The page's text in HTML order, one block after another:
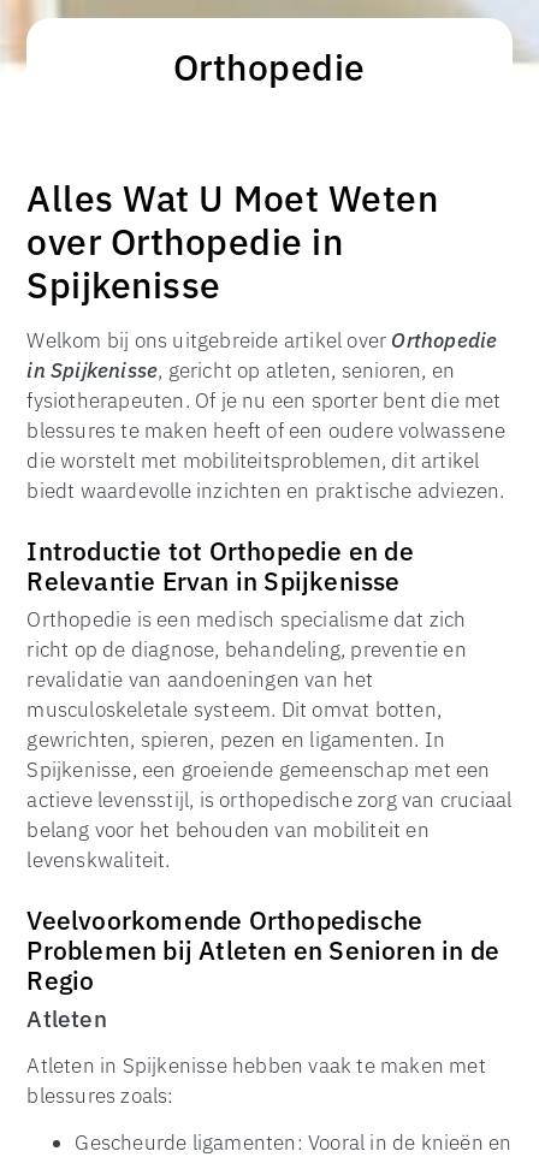
Orthopedie
Alles Wat U Moet Weten
over Orthopedie in
Spijkenisse
Welkom bij ons uitgebreide artikel over Orthopedie
in Spijkenisse, gericht op atleten, senioren, en
fysiotherapeuten. Of je nu een sporter bent die met
blessures te maken heeft of een oudere volwassene
die worstelt met mobiliteitsproblemen, dit artikel
biedt waardevolle inzichten en praktische adviezen.
Introductie tot Orthopedie en de
Relevantie Ervan in Spijkenisse
Orthopedie is een medisch specialisme dat zich
richt op de diagnose, behandeling, preventie en
revalidatie van aandoeningen van het
musculoskeletale systeem. Dit omvat botten,
gewrichten, spieren, pezen en ligamenten. In
Spijkenisse, een groeiende gemeenschap met een
actieve levensstijl, is orthopedische zorg van cruciaal
belang voor het behouden van mobiliteit en
levenskwaliteit.
Veelvoorkomende Orthopedische
Problemen bij Atleten en Senioren in de
Regio
Atleten
Atleten in Spijkenisse hebben vaak te maken met
blessures zoals:
Gescheurde ligamenten: Vooral in de knieën en